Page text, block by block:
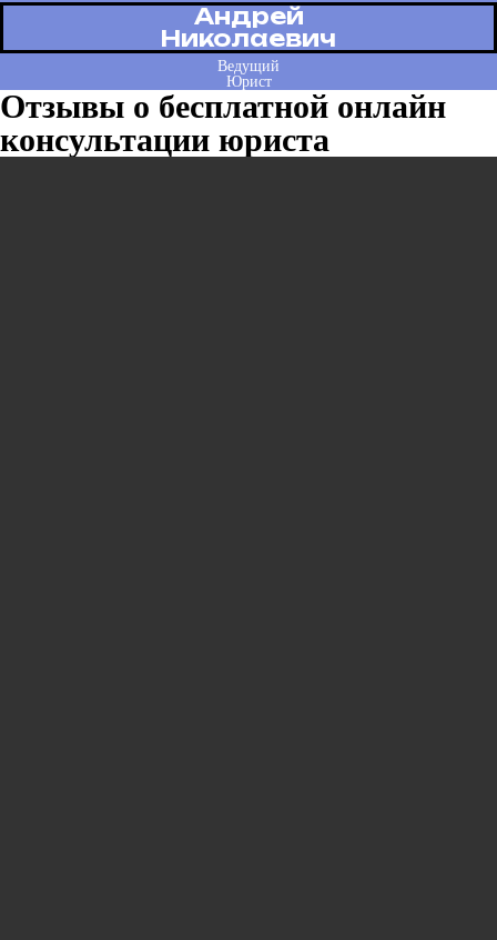
Андрей
Николаевич
Ведущий
Юрист
Отзывы о бесплатной онлайн
консультации юриста